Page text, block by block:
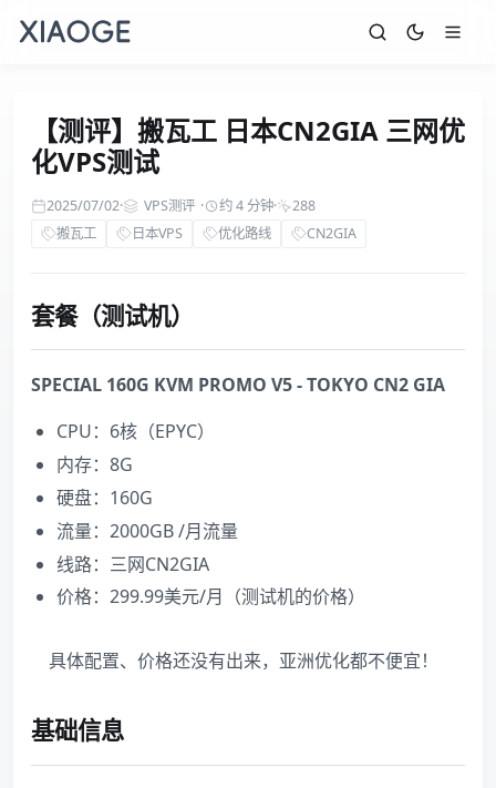
【测评】搬瓦工 日本CN2GIA 三网优
化VPS测试
2025/07/02· VPS测评 · 约 4 分钟·
288
搬瓦工
日本VPS 优化路线 CN2GIA
套餐（测试机）
SPECIAL 160G KVM PROMO V5 - TOKYO CN2 GIA
CPU：6核（EPYC）
内存：8G
硬盘：160G
流量：2000GB /月流量
线路：三网CN2GIA
价格：299.99美元/月（测试机的价格）
具体配置、价格还没有出来，亚洲优化都不便宜！
基础信息